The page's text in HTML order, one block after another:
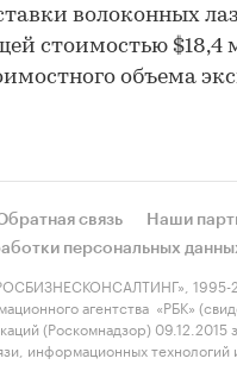
волоконных
стоимостью $18,4
объема
связь Наши
персональных
1995-
агентства «РБК»
(Роскомнадзор)
информационных